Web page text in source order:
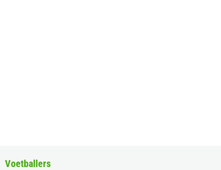
Voetballers